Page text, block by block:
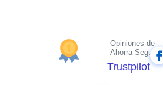
Opiniones de
Ahorra Seguros
Trustpilot